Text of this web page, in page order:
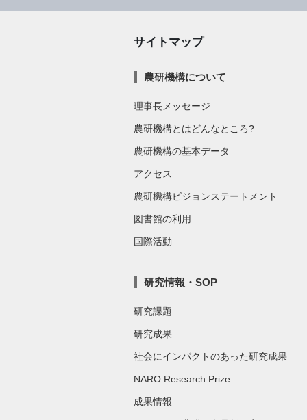
サイトマップ
農研機構について
理事長メッセージ
農研機構とはどんなところ?
農研機構の基本データ
アクセス
農研機構ビジョンステートメント
図書館の利用
国際活動
研究情報・SOP
研究課題
研究成果
社会にインパクトのあった研究成果
NARO Research Prize
成果情報